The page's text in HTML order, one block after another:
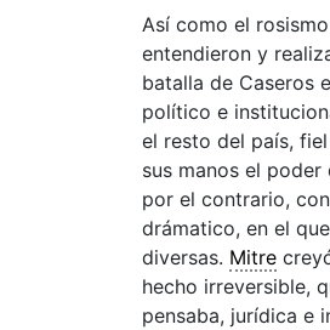
Así como el
entendieron y
batalla de Caseros
político e
el resto del país,
sus manos el
por el contrario,
drámatico, en el
diversas. Mitre
hecho irreversible,
pensaba, jurídica e